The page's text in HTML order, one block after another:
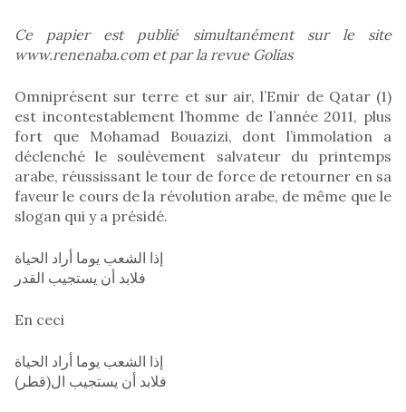
Ce papier est publié simultanément sur le site
www.renenaba.com et par la revue Golias
Omniprésent sur terre et sur air, l’Emir de Qatar (1)
est incontestablement l’homme de l’année 2011, plus
fort que Mohamad Bouazizi, dont l’immolation a
déclenché le soulèvement salvateur du printemps
arabe, réussissant le tour de force de retourner en sa
faveur le cours de la révolution arabe, de même que le
slogan qui y a présidé.
إذا الشعب يوما أراد الحياة
فلابد أن يستجيب القدر
En ceci
إذا الشعب يوما أراد الحياة
فلابد أن يستجيب ال(قطر)